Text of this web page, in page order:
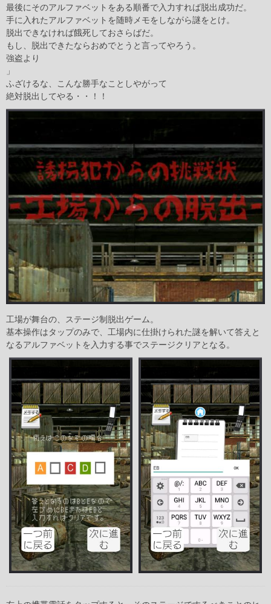
最後にそのアルファベットをある順番で入力すれば脱出成功だ。
手に入れたアルファベットを随時メモをしながら謎をとけ。
脱出できなければ餓死しておさらばだ。
もし、脱出できたならおめでとうと言ってやろう。
強盗より
」
ふざけるな、こんな勝手なことしやがって
絶対脱出してやる・・！！
工場が舞台の、ステージ制脱出ゲーム。
基本操作はタップのみで、工場内に仕掛けられた謎を解いて答えと
なるアルファベットを入力する事でステージクリアとなる。